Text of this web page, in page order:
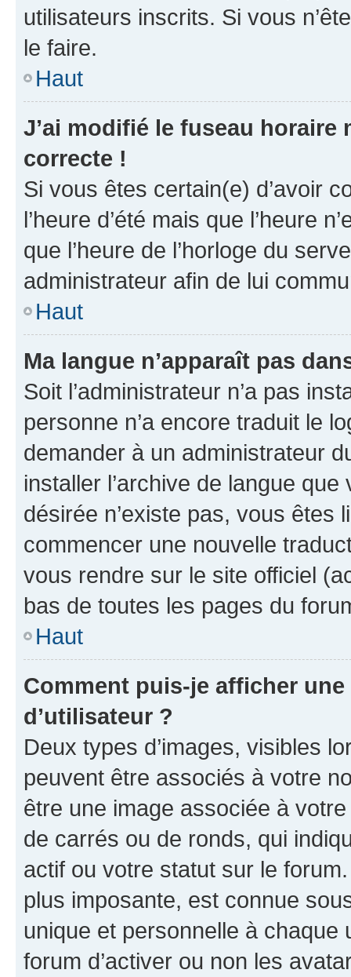
utilisateurs inscrits. Si vous
le faire.
Haut
J’ai modifié le fuseau horaire
correcte !
Si vous êtes certain(e) d’avoir
l’heure d’été mais que l’heure
que l’heure de l’horloge du
administrateur afin de lui
Haut
Ma langue n’apparaît pas
Soit l’administrateur n’a pas
personne n’a encore traduit le
demander à un administrateur
installer l’archive de langue
désirée n’existe pas, vous êtes
commencer une nouvelle
vous rendre sur le site officiel
bas de toutes les pages du
Haut
Comment puis-je afficher
d’utilisateur ?
Deux types d’images, visibles
peuvent être associés à votre
être une image associée à
de carrés ou de ronds, qui
actif ou votre statut sur le
plus imposante, est connue
unique et personnelle à chaque
forum d’activer ou non les